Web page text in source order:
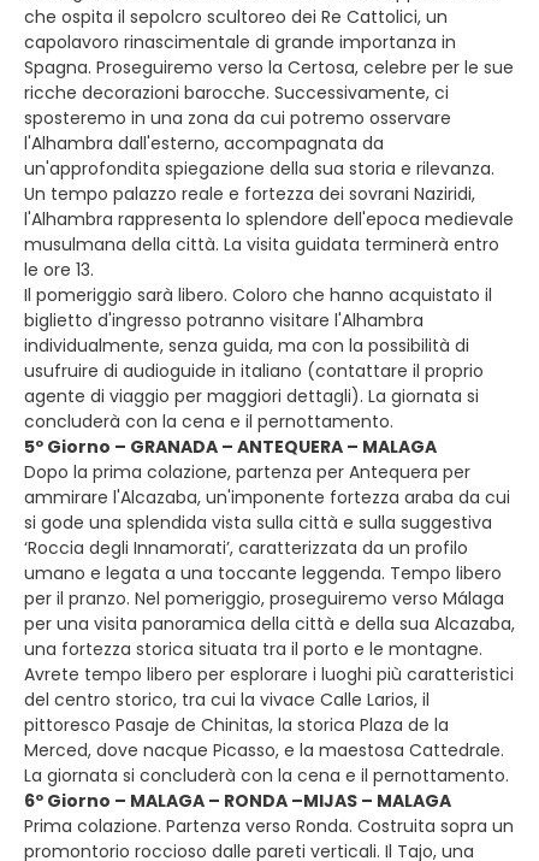
che ospita il sepolcro scultoreo dei Re Cattolici, un
capolavoro rinascimentale di grande importanza in
Spagna. Proseguiremo verso la Certosa, celebre per le sue
ricche decorazioni barocche. Successivamente, ci
sposteremo in una zona da cui potremo osservare
l'Alhambra dall'esterno, accompagnata da
un'approfondita spiegazione della sua storia e rilevanza.
Un tempo palazzo reale e fortezza dei sovrani Naziridi,
l'Alhambra rappresenta lo splendore dell'epoca medievale
musulmana della città. La visita guidata terminerà entro
le ore 13.
Il pomeriggio sarà libero. Coloro che hanno acquistato il
biglietto d'ingresso potranno visitare l'Alhambra
individualmente, senza guida, ma con la possibilità di
usufruire di audioguide in italiano (contattare il proprio
agente di viaggio per maggiori dettagli). La giornata si
concluderà con la cena e il pernottamento.
5º Giorno – GRANADA – ANTEQUERA – MALAGA
Dopo la prima colazione, partenza per Antequera per
ammirare l'Alcazaba, un'imponente fortezza araba da cui
si gode una splendida vista sulla città e sulla suggestiva
‘Roccia degli Innamorati’, caratterizzata da un profilo
umano e legata a una toccante leggenda. Tempo libero
per il pranzo. Nel pomeriggio, proseguiremo verso Málaga
per una visita panoramica della città e della sua Alcazaba,
una fortezza storica situata tra il porto e le montagne.
Avrete tempo libero per esplorare i luoghi più caratteristici
del centro storico, tra cui la vivace Calle Larios, il
pittoresco Pasaje de Chinitas, la storica Plaza de la
Merced, dove nacque Picasso, e la maestosa Cattedrale.
La giornata si concluderà con la cena e il pernottamento.
6º Giorno – MALAGA – RONDA –MIJAS – MALAGA
Prima colazione. Partenza verso Ronda. Costruita sopra un
promontorio roccioso dalle pareti verticali. Il Tajo, una